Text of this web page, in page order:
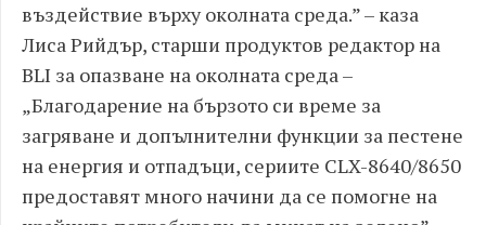
въздействие върху околната среда.” – каза
Лиса Рийдър, старши продуктов редактор на
BLI за опазване на околната среда –
„Благодарение на бързото си време за
загряване и допълнителни функции за пестене
на енергия и отпадъци, сериите CLX-8640/8650
предоставят много начини да се помогне на